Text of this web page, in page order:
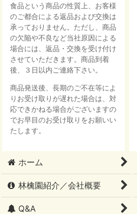
食品という商品の性質上、お客様
のご都合による返品および交換は
承っておりません。ただし、商品
の欠陥や不良など当社原因による
場合には、返品・交換を受け付け
させていただきます。商品到着
後、３日以内ご連絡下さい。
商品発送後、長期のご不在等によ
りお受け取りが遅れた場合は、対
応できかねる場合がございますの
でお早目のお受け取りをお願いい
たします。
ホーム
林檎園紹介／会社概要
Q&A